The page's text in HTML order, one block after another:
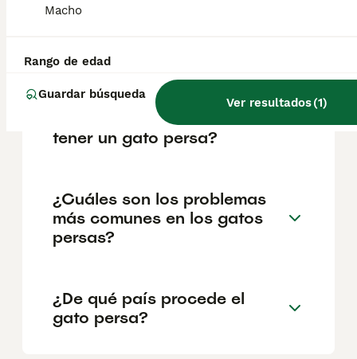
Macho
Rango de edad
Guardar búsqueda
Ver resultados(1)
salud y el bienestar de los animales.
decisión.
¿Ventajas y desventajas de
tener un gato persa?
¿Cuáles son los problemas
más comunes en los gatos
persas?
¿De qué país procede el
gato persa?